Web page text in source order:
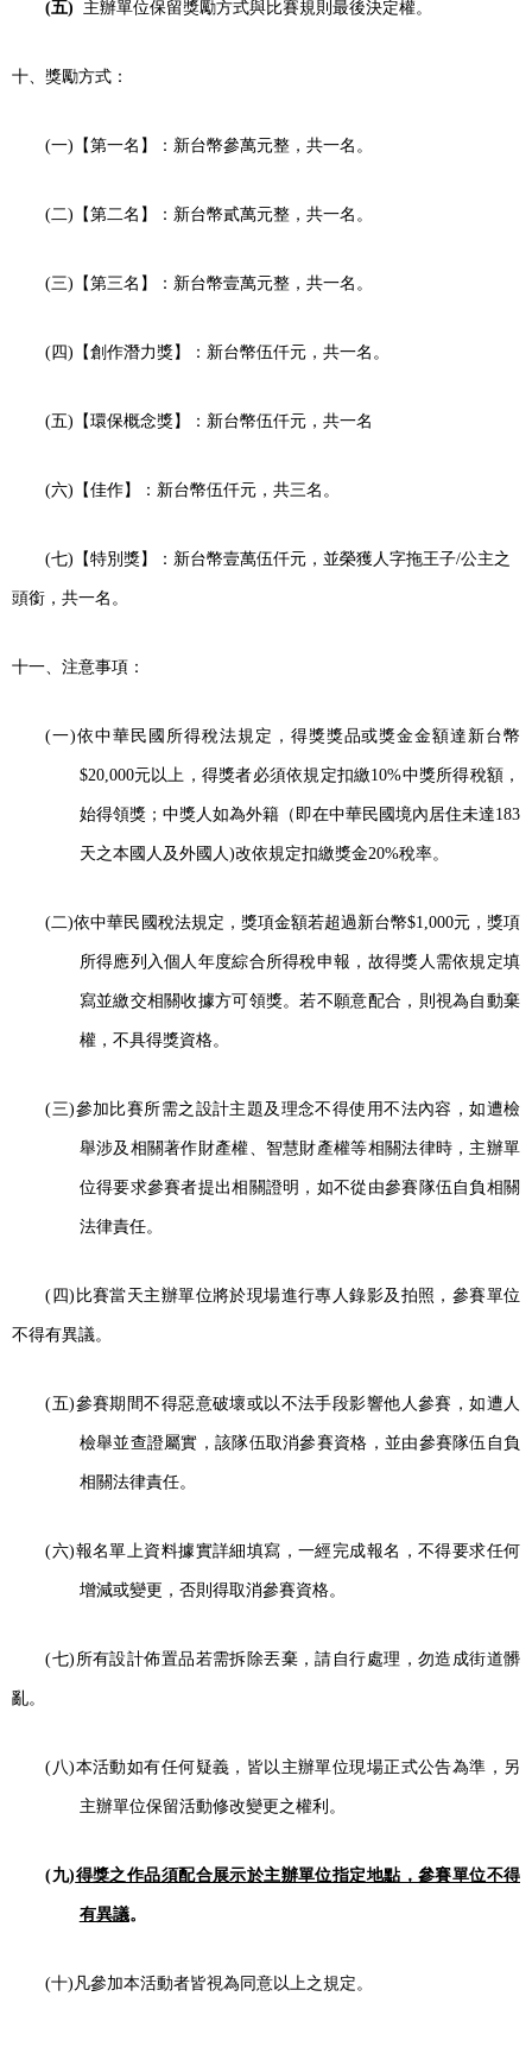
(五) 主辦單位保留獎勵方式與比賽規則最後決定權。
十、獎勵方式：
(一) 【第一名】：新台幣參萬元整，共一名。
(二) 【第二名】：新台幣貳萬元整，共一名。
(三) 【第三名】：新台幣壹萬元整，共一名。
(四) 【創作潛力獎】：新台幣伍仟元，共一名。
(五) 【環保概念獎】：新台幣伍仟元，共一名
(六) 【佳作】：新台幣伍仟元，共三名。
(七) 【特別獎】：新台幣壹萬伍仟元，並榮獲人字拖王子/公主之
頭銜，共一名。
十一、注意事項：
(一)依中華民國所得稅法規定，得獎獎品或獎金金額達新台幣
$20,000元以上，得獎者必須依規定扣繳10%中獎所得稅額，
始得領獎；中獎人如為外籍（即在中華民國境內居住未達183
天之本國人及外國人 )改依規定扣繳獎金20%稅率。
(二)依中華民國稅法規定，獎項金額若超過新台幣$1,000元，獎項
所得應列入個人年度綜合所得稅申報，故得獎人需依規定填
寫並繳交相關收據方可領獎。若不願意配合，則視為自動棄
權，不具得獎資格。
(三)參加比賽所需之設計主題及理念不得使用不法內容，如遭檢
舉涉及相關著作財產權、智慧財產權等相關法律時，主辦單
位得要求參賽者提出相關證明，如不從由參賽隊伍自負相關
法律責任。
(四) 比賽當天主辦單位將於現場進行專人錄影及拍照，參賽單位
不得有異議。
(五)參賽期間不得惡意破壞或以不法手段影響他人參賽，如遭人
檢舉並查證屬實，該隊伍取消參賽資格，並由參賽隊伍自負
相關法律責任。
(六)報名單上資料據實詳細填寫，一經完成報名，不得要求任何
增減或變更，否則得取消參賽資格。
(七) 所有設計佈置品若需拆除丟棄，請自行處理，勿造成街道髒
亂。
( 八)本活動如有任何疑義，皆以主辦單位現場正式公告為準，另
主辦單位保留活動修改變更之權利。
(九)得獎之作品須配合展示於主辦單位指定地點，參賽單位不得
有異議。
(十) 凡參加本活動者皆視為同意以上之規定。